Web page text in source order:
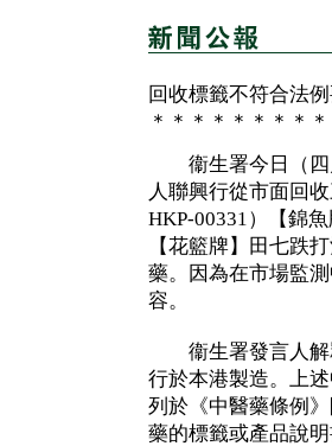
回收標籤不符合法
＊＊＊＊＊＊＊＊
衞生署今日（四
人聯興行從市面回
HKP-00331）【錦
【花籃牌】田七跌
藥。因為在市場監
容。
衞生署發言人解
行於本港製造。上
列於《中醫藥條例
藥的標籤或產品說